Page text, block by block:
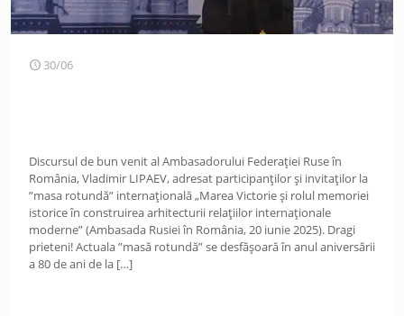
30/06
Discursul de bun venit al Ambasadorului Federației Ruse în
România, Vladimir LIPAEV, adresat participanților și invitaților la
”masa rotundă” internațională „Marea Victorie și rolul memoriei
istorice în construirea arhitecturii relațiilor internaționale
moderne” (Ambasada Rusiei în România, 20 iunie 2025). Dragi
prieteni! Actuala ”masă rotundă” se desfășoară în anul aniversării
a 80 de ani de la […]